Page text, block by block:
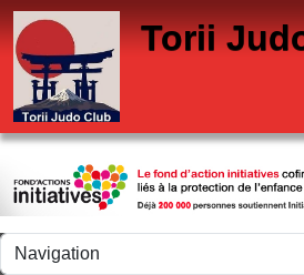
Torii
Panneau de gestion des cookies